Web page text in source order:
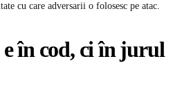
cu care adversarii o folosesc pe atac.
în cod, ci în jurul